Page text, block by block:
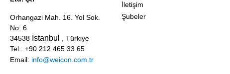
Orhangazi Mah. 16. Yol Sok.
No: 6
34538 İstanbul
, Türkiye
Tel.: +90 212 465 33 65
Email: info@weicon.com.tr
İletişim
Şubeler